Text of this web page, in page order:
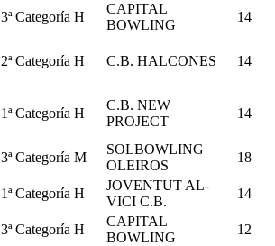
3ª Categoría H
CAPITAL
BOWLING
14
2ª Categoría H C.B. HALCONES 14
1ª Categoría H
C.B. NEW
PROJECT
14
3ª Categoría M
SOLBOWLING
OLEIROS
18
1ª Categoría H
JOVENTUT AL-
VICI C.B.
14
3ª Categoría H
CAPITAL
BOWLING
12